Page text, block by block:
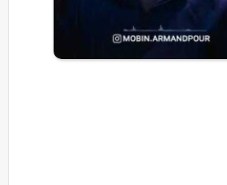
جدید مبین